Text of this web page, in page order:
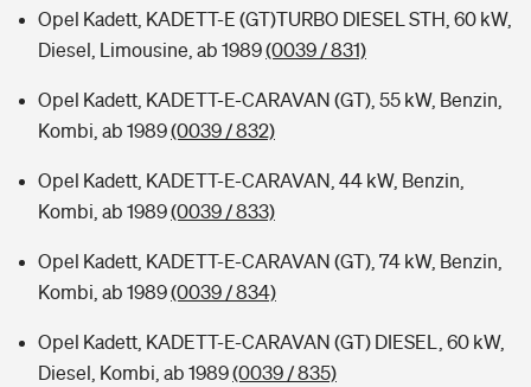
Opel Kadett, KADETT-E (GT)TURBO DIESEL STH, 60 kW,
Diesel, Limousine, ab 1989(0039 / 831)
Opel Kadett, KADETT-E-CARAVAN (GT), 55 kW, Benzin,
Kombi, ab 1989(0039 / 832)
Opel Kadett, KADETT-E-CARAVAN, 44 kW, Benzin,
Kombi, ab 1989(0039 / 833)
Opel Kadett, KADETT-E-CARAVAN (GT), 74 kW, Benzin,
Kombi, ab 1989(0039 / 834)
Opel Kadett, KADETT-E-CARAVAN (GT) DIESEL, 60 kW,
Diesel, Kombi, ab 1989(0039 / 835)